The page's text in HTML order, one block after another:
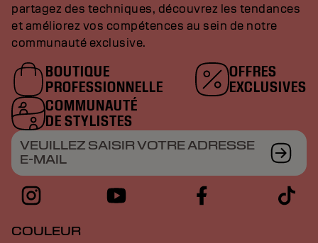
partagez des techniques, découvrez les tendances
et améliorez vos compétences au sein de notre
communauté exclusive.
BOUTIQUE
PROFESSIONNELLE
OFFRES
EXCLUSIVES
COMMUNAUTÉ
DE STYLISTES
VEUILLEZ SAISIR VOTRE ADRESSE
E-MAIL
COULEUR